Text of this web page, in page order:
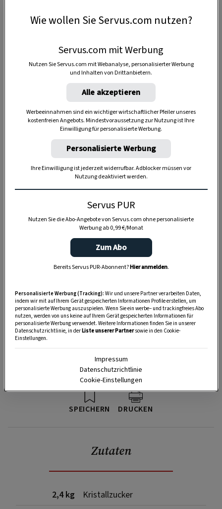
Anzeige
SPEICHERN DRUCKEN
Zutaten
2,4 kg
Kristallzucker
Wie wollen Sie Servus.com nutzen?
Servus.com mit Werbung
Nutzen Sie Servus.com mit Webanalyse, personalisierter Werbung
und Inhalten von Drittanbietern.
Alle akzeptieren
Werbeeinnahmen sind ein wichtiger wirtschaftlicher Pfeiler unseres
kostenfreien Angebots. Mindestvoraussetzung zur Nutzung ist Ihre
Einwilligung für personalisierte Werbung.
Personalisierte Werbung
Ihre Einwilligung ist jederzeit widerrufbar. Adblocker müssen vor
Nutzung deaktiviert werden.
Servus PUR
Nutzen Sie die Abo-Angebote von Servus.com ohne personalisierte
Werbung ab 0,99 €/Monat
Zum Abo
Bereits Servus PUR-Abonnent?Hier anmelden.
Personalisierte Werbung (Tracking): Wir und unsere Partner verarbeiten Daten,
indem wir mit auf Ihrem Gerät gespeicherten Informationen Profile erstellen, um
personalisierte Werbung auszuspielen. Wenn Sie ein werbe– und trackingfreies Abo
nutzen, werden von uns keine auf Ihrem Gerät gespeicherten Informationen für
personalisierte Werbung verwendet. Weitere Informationen finden Sie in unserer
Datenschutzrichtlinie, in derListe unserer Partnersowie in den Cookie-
Einstellungen.
Impressum
Datenschutzrichtlinie
Cookie-Einstellungen